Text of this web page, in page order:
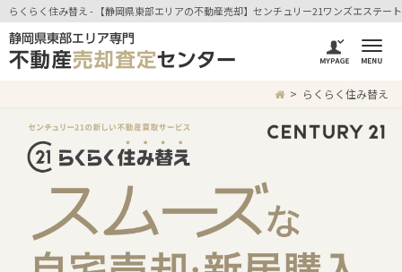
らくらく住み替え - 【静岡県東部エリアの不動産売却】センチュリー21ワンズエステート
らくらく住み替え